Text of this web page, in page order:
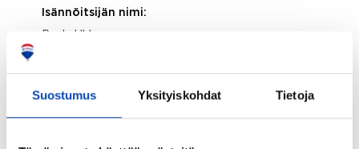
Suostumus Yksityiskohdat Tietoja
Isännöitsijän nimi:
Paula Ukkonen
Katuosoite: